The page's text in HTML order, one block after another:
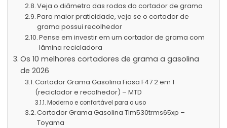
Veja o diâmetro das rodas do cortador de grama
Para maior praticidade, veja se o cortador de
grama possui recolhedor
Pense em investir em um cortador de grama com
lâmina recicladora
Os 10 melhores cortadores de grama a gasolina
de 2026
Cortador Grama Gasolina Fiasa F47 2 em 1
(reciclador e recolhedor) – MTD
Moderno e confortável para o uso
Cortador Grama Gasolina Tlm530trms65xp –
Toyama